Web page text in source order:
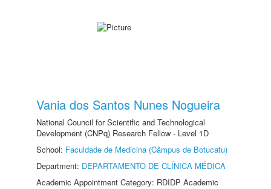
Vania dos Santos Nunes Nogueira
National Council for Scientific and Technological
Development (CNPq) Research Fellow - Level 1D
School: Faculdade de Medicina (Câmpus de Botucatu)
Department: DEPARTAMENTO DE CLÍNICA MÉDICA
Academic Appointment Category: RDIDP Academic